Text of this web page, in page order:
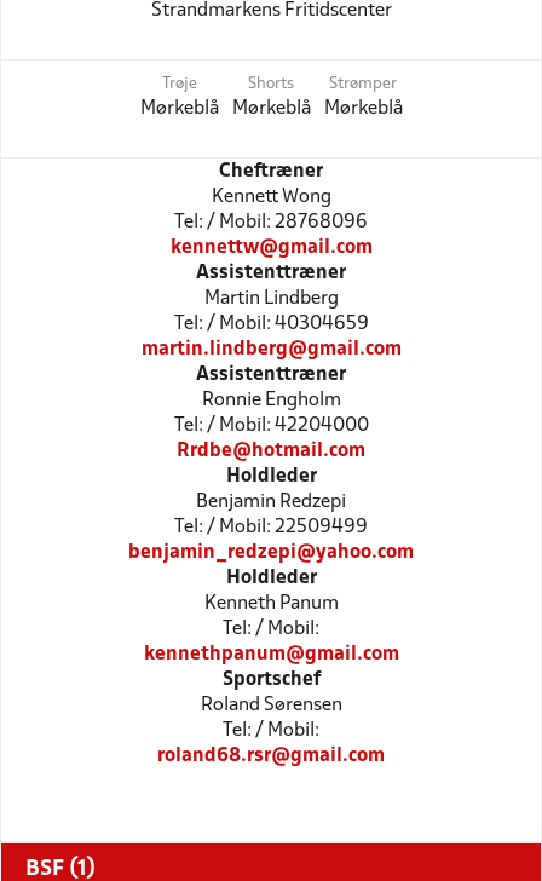
Strandmarkens Fritidscenter
Trøje
Mørkeblå
Shorts
Mørkeblå
Strømper
Mørkeblå
Cheftræner
Kennett Wong
Tel: / Mobil: 28768096
kennettw@gmail.com
Assistenttræner
Martin Lindberg
Tel: / Mobil: 40304659
martin.lindberg@gmail.com
Assistenttræner
Ronnie Engholm
Tel: / Mobil: 42204000
Rrdbe@hotmail.com
Holdleder
Benjamin Redzepi
Tel: / Mobil: 22509499
benjamin_redzepi@yahoo.com
Holdleder
Kenneth Panum
Tel: / Mobil:
kennethpanum@gmail.com
Sportschef
Roland Sørensen
Tel: / Mobil:
roland68.rsr@gmail.com
BSF (1)